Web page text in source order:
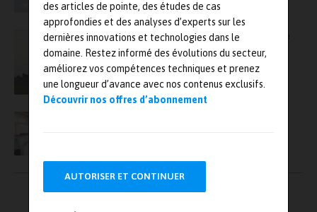
des articles de pointe, des études de cas
approfondies et des analyses d’experts sur les
dernières innovations et technologies dans le
domaine. Restez informé des évolutions du secteur,
améliorez vos compétences techniques et prenez
une longueur d’avance avec nos contenus exclusifs.
Découvrir nos offres d’abonnement
AUTORISER ET CONTINUER
Comment Groupe ADF s’est impliqué dans le
programme Ariane 6
Pagination